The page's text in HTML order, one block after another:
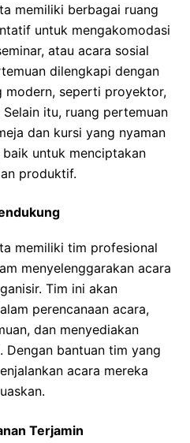
memiliki berbagai ruang
untuk mengakomodasi
atau acara sosial
dilengkapi dengan
modern, seperti proyektor,
itu, ruang pertemuan
dan kursi yang nyaman
untuk menciptakan
produktif.
memiliki tim profesional
menyelenggarakan acara
Tim ini akan
perencanaan acara,
dan menyediakan
Dengan bantuan tim yang
acara mereka
Terjamin